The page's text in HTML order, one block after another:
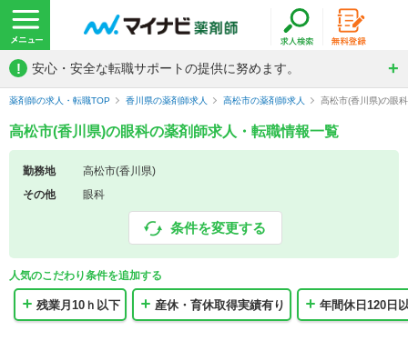
! 安心・安全な転職サポートの提供に努めます。
薬剤師の求人・転職TOP 香川県の薬剤師求人 高松市の薬剤師求人 高松市(香川県)の眼
高松市(香川県)の眼科の薬剤師求人・転職情報一覧
勤務地
高松市(香川県)
その他
眼科
条件を変更する
人気のこだわり条件を追加する
残業月10ｈ以下 産休・育休取得実績有り 年間休日120日